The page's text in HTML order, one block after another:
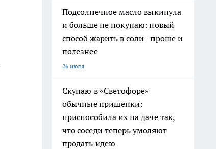
Подсолнечное масло выкинула
и больше не покупаю: новый
способ жарить в соли - проще и
полезнее
26 июля
Скупаю в «Светофоре»
обычные прищепки:
приспособила их на даче так,
что соседи теперь умоляют
продать идею